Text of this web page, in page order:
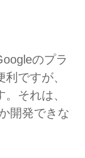
のプラ
ですが、
それは、
開発できな